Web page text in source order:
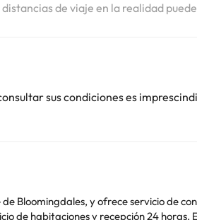
de viaje en la realidad
sus condiciones es
Bloomingdales, y ofrece servicio de
habitaciones y recepción 24 horas.